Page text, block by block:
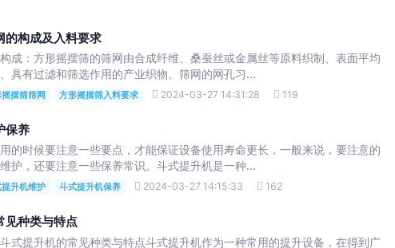
的构成及入料要求
：方形摇摆筛的筛网由合成纤维、桑蚕丝或金属丝等原料织制、表面平均
、具有过滤和筛选作用的产业织物。筛网的网孔习...
摆筛筛网 方形摇摆筛入料要求 2024-03-27 14:31:28 119
保养
时候要注意一些要点，才能保证设备使用寿命更长，一般来说，要注意的
，还要注意一些保养常识。斗式提升机是一种...
升机维护 斗式提升机保养 2024-03-27 14:15:33 162
见种类与特点
式提升机的常见种类与特点斗式提升机作为一种常用的提升设备，在得到广